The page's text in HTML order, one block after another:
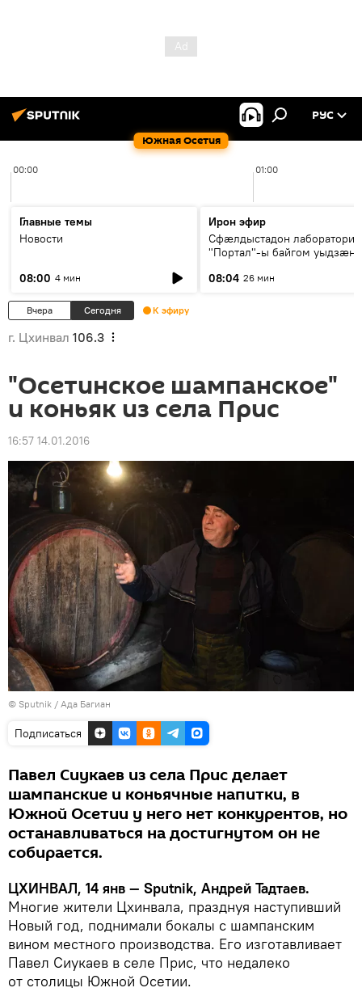
Южная Осетия
РУС
00:00 01:00
Главные темы
Новости
08:00 4 мин
Ирон эфир
Сфæлдыстадон лаборатори
"Портал"-ы байгом уыдзæн
Æхсары куыстыты равдыст
08:04 26 мин
Вчера Сегодня К эфиру
г. Цхинвал 106.3
"Осетинское шампанское"
и коньяк из села Прис
16:57 14.01.2016
© Sputnik / Ада Багиан
Подписаться
Павел Сиукаев из села Прис делает
шампанские и коньячные напитки, в
Южной Осетии у него нет конкурентов, но
останавливаться на достигнутом он не
собирается.
ЦХИНВАЛ, 14 янв — Sputnik, Андрей Тадтаев.
Многие жители Цхинвала, празднуя наступивший
Новый год, поднимали бокалы с шампанским
вином местного производства. Его изготавливает
Павел Сиукаев в селе Прис, что недалеко
от столицы Южной Осетии.